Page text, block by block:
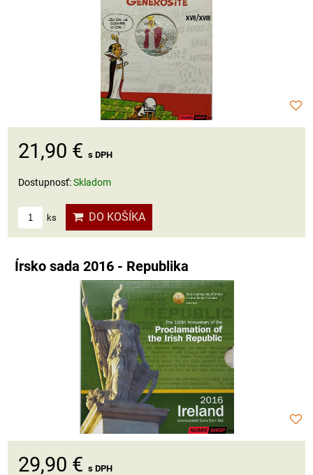
21,90 € s DPH
Dostupnosť:Skladom
ks DO KOŠÍKA
Írsko sada 2016 - Republika
29,90 € s DPH